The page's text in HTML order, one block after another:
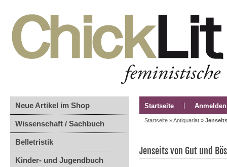
Neue Artikel im Shop
Wissenschaft / Sachbuch
Belletristik
Kinder- und Jugendbuch
Startseite Anmelden
Startseite »Antiquariat »
Jenseits von Gut und